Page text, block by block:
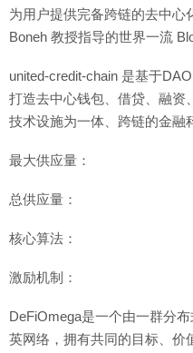
为用户提供完备跨链的去中心
Boneh 教授指导的世界一流
united-credit-chain 是基于
打造去中心钱包、借贷、融资
技术设施为一体、跨链的金融
最大供应量：
总供应量：
核心算法：
激励机制：
DeFiOmega是一个由一群分
英网络，拥有共同的目标、价